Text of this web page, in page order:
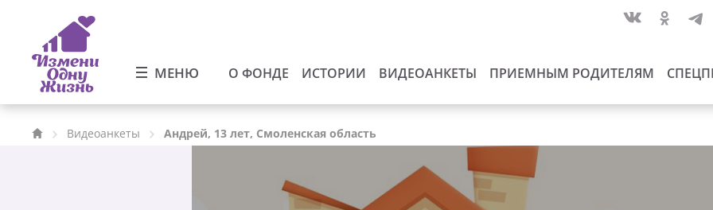
МЕНЮ О ФОНДЕ ИСТОРИИ ВИДЕОАНКЕТЫ ПРИЕМНЫМ РОДИТЕЛЯМ
Видеоанкеты Андрей, 13 лет, Смоленская область